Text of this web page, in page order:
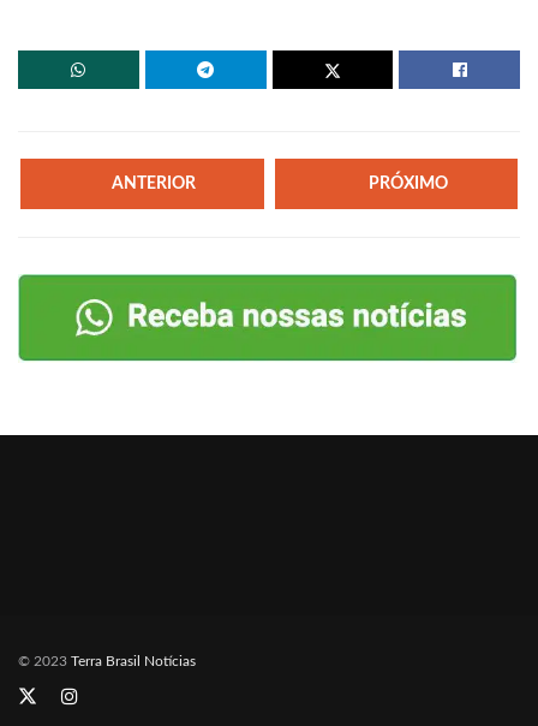
ANTERIOR PRÓXIMO
© 2023 Terra Brasil Notícias